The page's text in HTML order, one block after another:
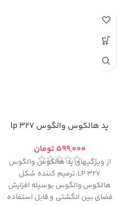
پد هالکوس والگوس 327 lp
تومان
از ویژگیهای پد هالکوس والگوس
327 LP: ترمیم کننده شکل
هالکوس والگوس بوسیله افزایش
فضای بین انگشتی و قابل استفاده